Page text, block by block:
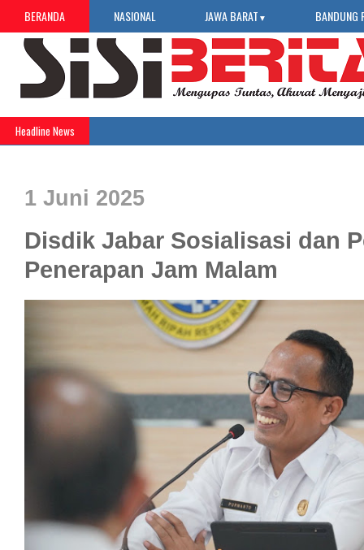
BERANDA NASIONAL JAWA BARAT ▼ BANDUNG
Headline News
1 Juni 2025
Disdik Jabar Sosialisasi dan
Penerapan Jam Malam